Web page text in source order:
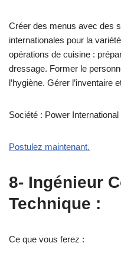
Créer des menus avec des
internationales pour la
opérations de cuisine :
dressage. Former le
l’hygiène. Gérer l’inventaire
Société : Power International
Postulez maintenant.
8- Ingénieur
Technique :
Ce que vous ferez :